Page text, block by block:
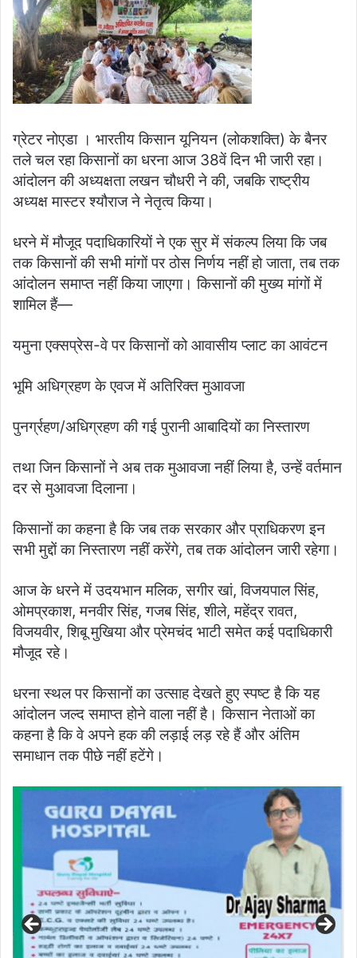
ग्रेटर नोएडा । भारतीय किसान यूनियन (लोकशक्ति) के बैनर
तले चल रहा किसानों का धरना आज 38वें दिन भी जारी रहा।
आंदोलन की अध्यक्षता लखन चौधरी ने की, जबकि राष्ट्रीय
अध्यक्ष मास्टर श्यौराज ने नेतृत्व किया।
धरने में मौजूद पदाधिकारियों ने एक सुर में संकल्प लिया कि जब
तक किसानों की सभी मांगों पर ठोस निर्णय नहीं हो जाता, तब तक
आंदोलन समाप्त नहीं किया जाएगा। किसानों की मुख्य मांगों में
शामिल हैं—
यमुना एक्सप्रेस-वे पर किसानों को आवासीय प्लाट का आवंटन
भूमि अधिग्रहण के एवज में अतिरिक्त मुआवजा
पुनर्ग्रहण/अधिग्रहण की गई पुरानी आबादियों का निस्तारण
तथा जिन किसानों ने अब तक मुआवजा नहीं लिया है, उन्हें वर्तमान
दर से मुआवजा दिलाना।
किसानों का कहना है कि जब तक सरकार और प्राधिकरण इन
सभी मुद्दों का निस्तारण नहीं करेंगे, तब तक आंदोलन जारी रहेगा।
आज के धरने में उदयभान मलिक, सगीर खां, विजयपाल सिंह,
ओमप्रकाश, मनवीर सिंह, गजब सिंह, शीले, महेंद्र रावत,
विजयवीर, शिबू मुखिया और प्रेमचंद भाटी समेत कई पदाधिकारी
मौजूद रहे।
धरना स्थल पर किसानों का उत्साह देखते हुए स्पष्ट है कि यह
आंदोलन जल्द समाप्त होने वाला नहीं है। किसान नेताओं का
कहना है कि वे अपने हक की लड़ाई लड़ रहे हैं और अंतिम
समाधान तक पीछे नहीं हटेंगे।